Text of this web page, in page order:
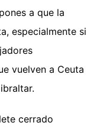
a que la
especialmente si
vuelven a Ceuta
cerrado